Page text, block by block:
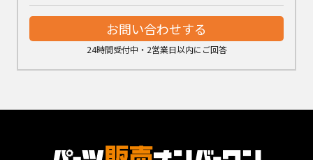
お問い合わせする
24時間受付中・2営業日以内にご回答